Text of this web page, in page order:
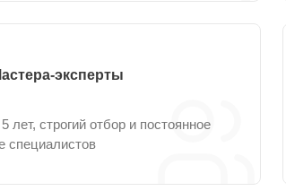
эксперты
лет, строгий отбор и постоянное
специалистов